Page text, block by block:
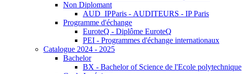
Non Diplomant
AUD_IPParis - AUDITEURS - IP Paris
Programme d'échange
EuroteQ - Diplôme EuroteQ
PEI - Programmes d'échange internationaux
Catalogue 2024 - 2025
Bachelor
BX - Bachelor of Science de l'Ecole polytechnique